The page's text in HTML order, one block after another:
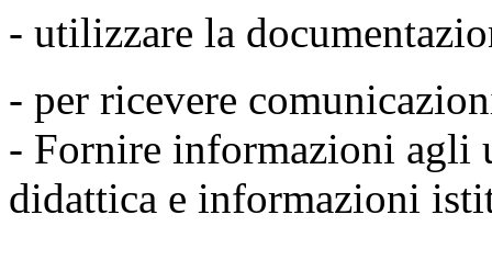
- utilizzare la
- per ricevere
- Fornire informazioni agli
didattica e informazioni